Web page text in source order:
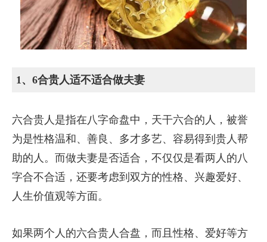
1、6合贵人适不适合做夫妻
六合贵人是指在八字命盘中，天干六合的人，被誉
为是性格温和、善良、多才多艺、容易得到贵人帮
助的人。而做夫妻是否适合，不仅仅是看两人的八
字合不合适，还要考虑到双方的性格、兴趣爱好、
人生价值观等方面。
如果两个人的六合贵人合盘，而且性格、爱好等方